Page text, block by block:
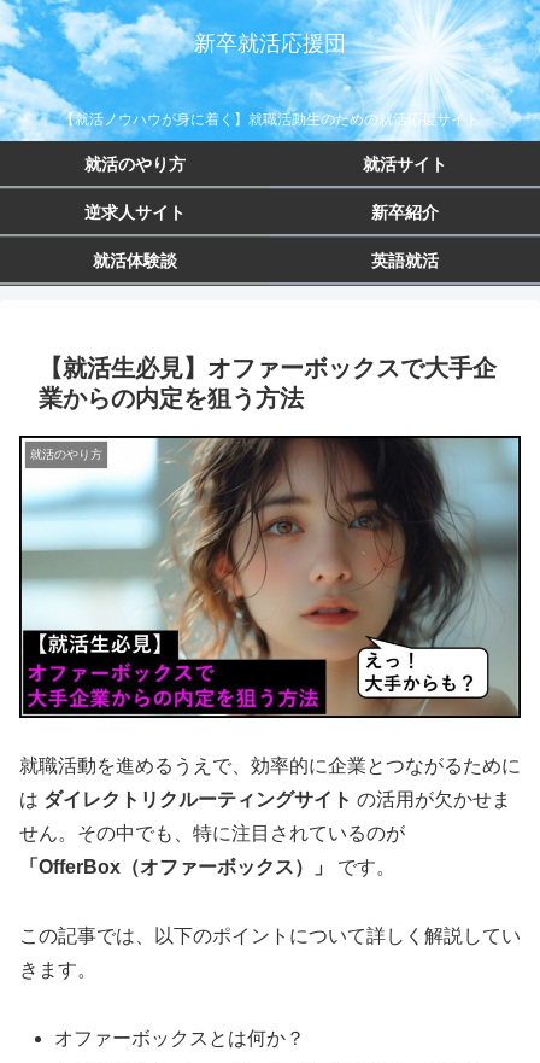
新卒就活応援団
【就活ノウハウが身に着く】就職活動生のための就活応援サイト
就活のやり方 就活サイト
逆求人サイト 新卒紹介
就活体験談 英語就活
【就活生必見】オファーボックスで大手企
業からの内定を狙う方法
就活のやり方
就職活動を進めるうえで、効率的に企業とつながるために
は ダイレクトリクルーティングサイト の活用が欠かせま
せん。その中でも、特に注目されているのが
「OfferBox（オファーボックス）」
です。
この記事では、以下のポイントについて詳しく解説してい
きます。
オファーボックスとは何か？